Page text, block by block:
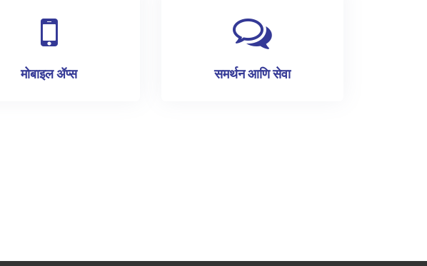
मोबाइल ॲप्स समर्थन आणि सेवा